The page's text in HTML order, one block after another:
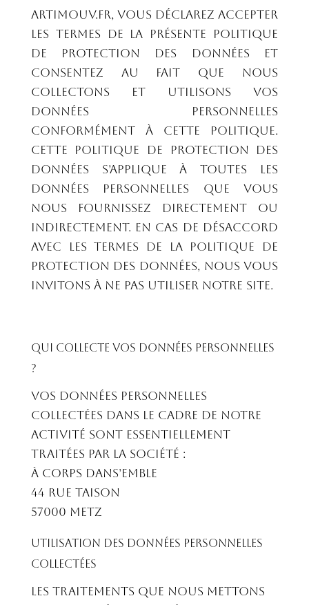
artimouv.fr, vous déclarez accepter
les termes de la présente Politique
de protection des données et
consentez au fait que nous
collectons et utilisons vos
données personnelles
conformément à cette Politique.
Cette Politique de protection des
données s’applique à toutes les
données personnelles que vous
nous fournissez directement ou
indirectement. En cas de désaccord
avec les termes de la Politique de
protection des données, nous vous
invitons à ne pas utiliser notre site.
Qui collecte vos données personnelles
?
Vos données personnelles
collectées dans le cadre de notre
activité sont essentiellement
traitées par la société :
À Corps Dans’emble
44 rue Taison
57000 Metz
Utilisation des données personnelles
collectées
Les traitements que nous mettons